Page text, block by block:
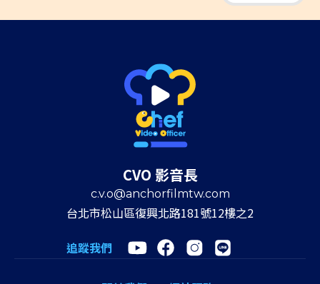
CVO 影音長
c.v.o@anchorfilmtw.com
台北市松山區復興北路181號12樓之2
追蹤我們